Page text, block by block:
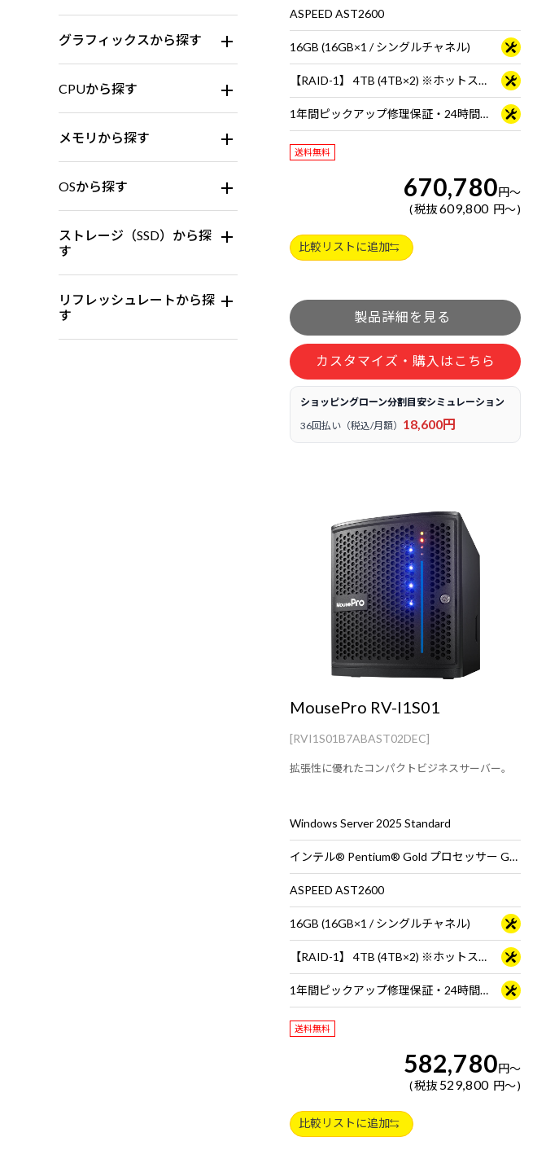
グラフィックスから探す
CPUから探す
メモリから探す
OSから探す
ストレージ（SSD）から探
す
リフレッシュレートから探
す
ASPEED AST2600
16GB (16GB×1 / シングルチャネル)
【RAID-1】 4TB (4TB×2) ※ホットスワップ対応
1年間ピックアップ修理保証・24時間×365日電話サポート
送料無料
670,780円～
税抜 609,800 円～
比較リストに追加
カスタマイズ・購入はこちら
ショッピングローン分割目安シミュレーション
36回払い（税込/月額） 18,600円
MousePro RV-I1S01
[RVI1S01B7ABAST02DEC]
拡張性に優れたコンパクトビジネスサーバー。
Windows Server 2025 Standard
インテル® Pentium® Gold プロセッサー G7400
ASPEED AST2600
16GB (16GB×1 / シングルチャネル)
【RAID-1】 4TB (4TB×2) ※ホットスワップ対応
1年間ピックアップ修理保証・24時間×365日電話サポート
送料無料
582,780円～
税抜 529,800 円～
比較リストに追加